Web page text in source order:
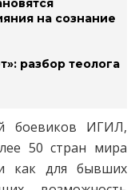
на сознание
разбор теолога
боевиков ИГИЛ,
50 стран мира
как для бывших